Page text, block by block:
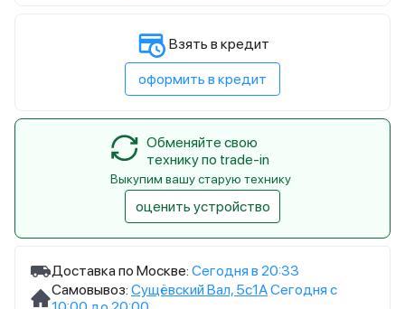
Доставка по Москве: Сегодня в 20:33
Самовывоз: Сущёвский Вал, 5с1АСегодня с
Взять в кредит
оформить в кредит
Обменяйте свою
технику по trade-in
Выкупим вашу старую технику
оценить устройство